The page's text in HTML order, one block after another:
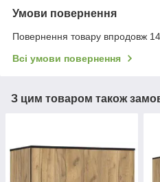
Умови повернення
Повернення товару впродовж
Всі умови повернення
З цим товаром також